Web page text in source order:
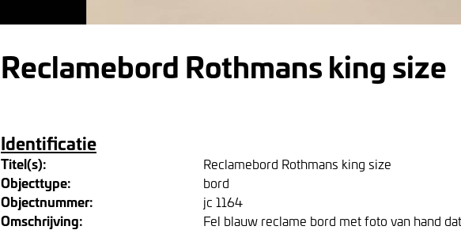
Reclamebord Rothmans king size
Identificatie
Titel(s): Reclamebord Rothmans king size
Objecttype: bord
Objectnummer: jc 1164
Omschrijving:
Fel blauw reclame bord met foto van hand